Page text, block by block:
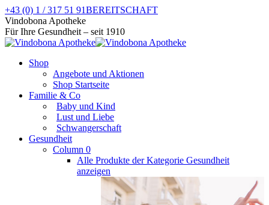
Zum
Inhalt
springen
+43 (0) 1 / 317 51 91BEREITSCHAFT
Facebook
page
opens
new
Instagram
page
opens
new
Vindobona Apotheke
Für Ihre Gesundheit – seit 1910
Shop
Angebote und Aktionen
Shop Startseite
Familie & Co
Baby und Kind
Lust und Liebe
Schwangerschaft
Gesundheit
Column 0
Alle Produkte der Kategorie Gesundheit
anzeigen